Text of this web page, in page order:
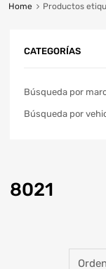
Home Productos
8021
CATEGORÍAS
Búsqueda por
Búsqueda por